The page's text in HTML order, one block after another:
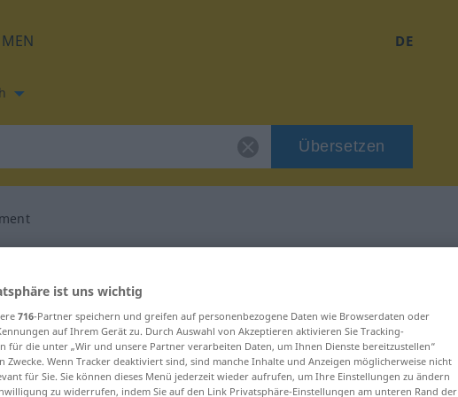
DE
Übersetzen
für "normalement"
ist uns wichtig
716-Partner speichern und greifen auf personenbezogene Daten wie Browserdaten oder
auf Ihrem Gerät zu. Durch Auswahl von Akzeptieren aktivieren Sie Tracking-
für die unter „Wir und unsere Partner verarbeiten Daten, um Ihnen Dienste bereitzustellen“
Zwecke. Wenn Tracker deaktiviert sind, sind manche Inhalte und Anzeigen möglicherweise nicht
für Sie. Sie können dieses Menü jederzeit wieder aufrufen, um Ihre Einstellungen zu ändern
zu widerrufen, indem Sie auf den Link Privatsphäre-Einstellungen am unteren Rand der